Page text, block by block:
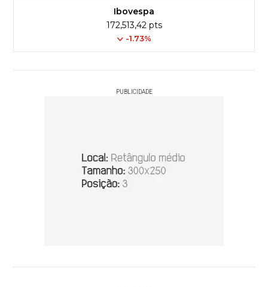
Ibovespa
172,513,42 pts
-1.73%
PUBLICIDADE